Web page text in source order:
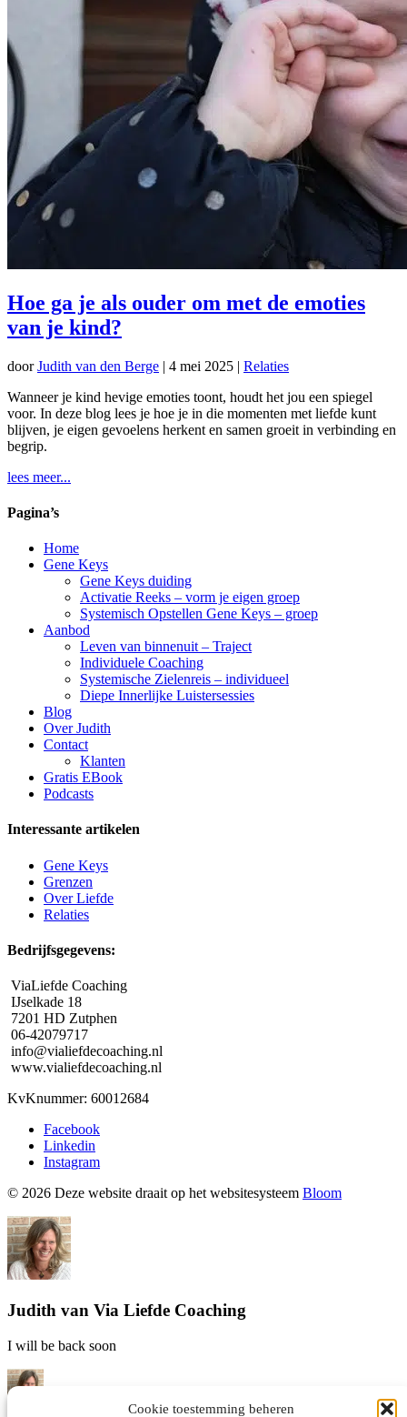
Cookie toestemming beheren
Hoe ga je als ouder om met de emoties
van je kind?
doorJudith van den Berge | 4 mei 2025 | Relaties
Wanneer je kind hevige emoties toont, houdt het jou een spiegel
voor. In deze blog lees je hoe je in die momenten met liefde kunt
blijven, je eigen gevoelens herkent en samen groeit in verbinding en
begrip.
lees meer...
Pagina’s
Home
Gene Keys
Gene Keys duiding
Activatie Reeks – vorm je eigen groep
Systemisch Opstellen Gene Keys – groep
Aanbod
Leven van binnenuit – Traject
Individuele Coaching
Systemische Zielenreis – individueel
Diepe Innerlijke Luistersessies
Blog
Over Judith
Contact
Klanten
Gratis EBook
Podcasts
Interessante artikelen
Gene Keys
Grenzen
Over Liefde
Relaties
Bedrijfsgegevens:
ViaLiefde Coaching
IJselkade 18
7201 HD Zutphen
06-42079717
info@vialiefdecoaching.nl
www.vialiefdecoaching.nl
KvKnummer: 60012684
Facebook
Linkedin
Instagram
© 2026 Deze website draait op het websitesysteem Bloom
Judith van Via Liefde Coaching
I will be back soon